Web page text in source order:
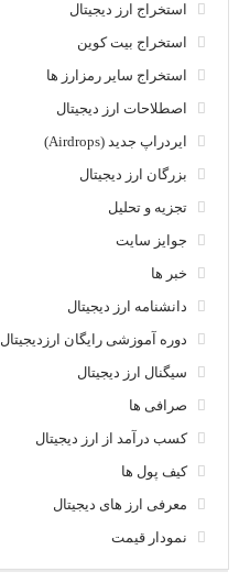
استخراج ارز دیجیتال
استخراج بیت کوین
استخراج سایر رمزارز ها
اصطلاحات ارز دیجیتال
ایردراپ جدید (Airdrops)
بزرگان ارز دیجیتال
تجزیه و تحلیل
جوایز سایت
خبر ها
دانشنامه ارز دیجیتال
دوره آموزشی رایگان ارزدیجیتال
سیگنال ارز دیجیتال
صرافی ها
کسب درآمد از ارز دیجیتال
کیف پول ها
معرفی ارز های دیجیتال
نمودار قیمت